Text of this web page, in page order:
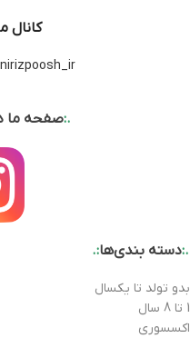
کانال
.:صفحه ما
.:دسته بندی‌ها:.
بدو تولد تا یکسال
1 تا 8 سال
اکسسوری